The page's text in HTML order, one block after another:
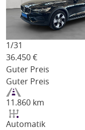
1/31
36.450 €
Guter Preis
Guter Preis
11.860 km
Automatik